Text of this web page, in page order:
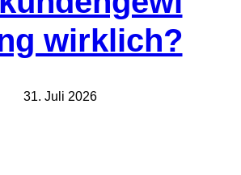
wirklich?
31. Juli 2026